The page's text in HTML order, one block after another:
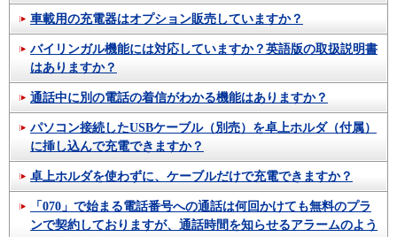
車載用の充電器はオプション販売していますか？
バイリンガル機能には対応していますか？英語版の取扱説明書
はありますか？
通話中に別の電話の着信がわかる機能はありますか？
パソコン接続したUSBケーブル（別売）を卓上ホルダ（付属）
に挿し込んで充電できますか？
卓上ホルダを使わずに、ケーブルだけで充電できますか？
「070」で始まる電話番号への通話は何回かけても無料のプラ
ンで契約しておりますが、通話時間を知らせるアラームのよう